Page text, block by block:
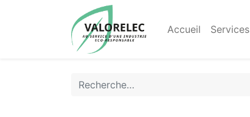
Accueil Services